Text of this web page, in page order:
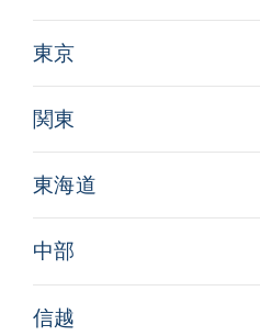
東京
関東
東海道
中部
信越